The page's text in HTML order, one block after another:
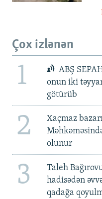
Çox izlənən
1
ABŞ
onun iki
götürüb
2
Xaçmaz
olunur
3
Taleh
hadisədən
qadağa